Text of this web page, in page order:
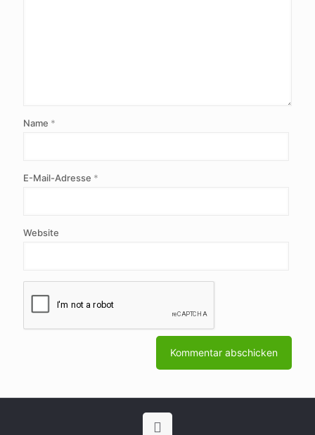
Name *
E-Mail-Adresse *
Website